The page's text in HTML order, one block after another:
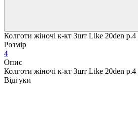
Колготи жіночі к-кт 3шт Like 20den
Розмір
4
Опис
Колготи жіночі к-кт 3шт Like 20den
Відгуки